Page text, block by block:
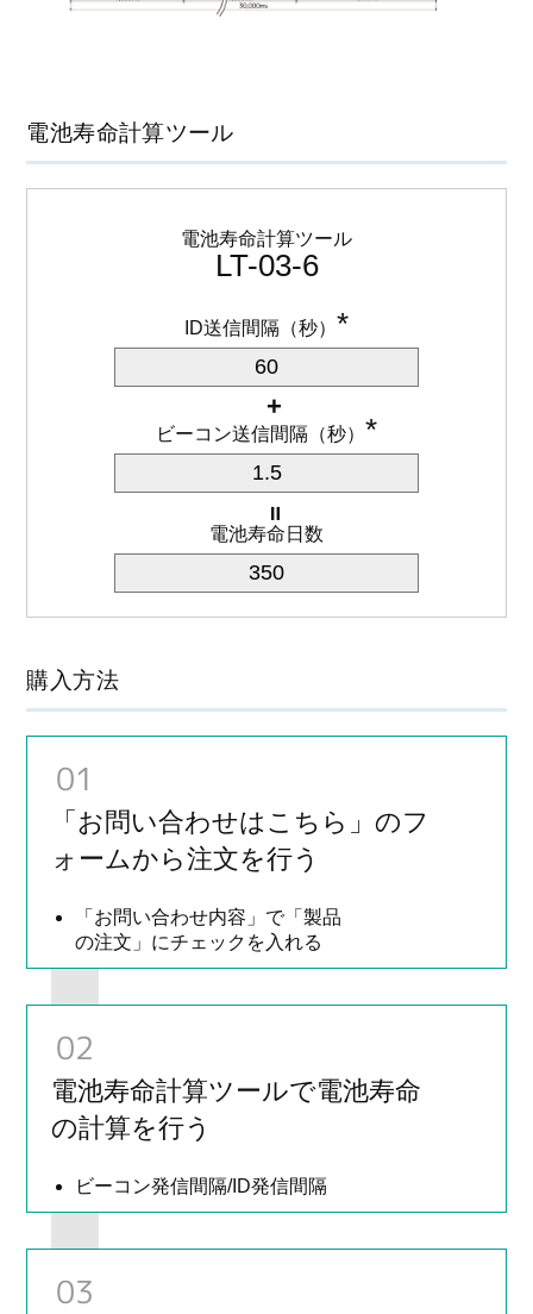
電池寿命計算ツール
電池寿命計算ツール
LT-03-6
ID送信間隔（秒） *
ビーコン送信間隔（秒） *
電池寿命日数
購入方法
01
「お問い合わせはこちら」のフ
ォームから注文を行う
「お問い合わせ内容」で「製品
の注文」にチェックを入れる
02
電池寿命計算ツールで電池寿命
の計算を行う
ビーコン発信間隔/ID発信間隔
03